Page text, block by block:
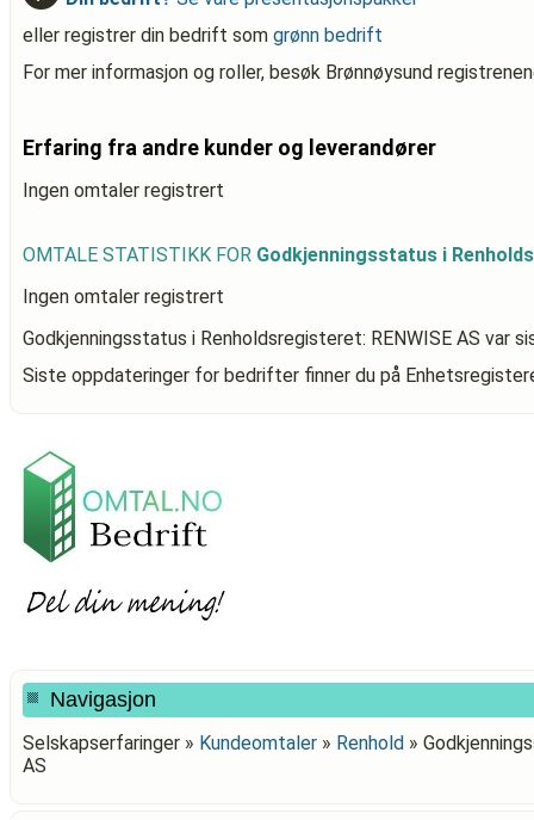
eller registrer din bedrift som grønn bedrift
For mer informasjon og roller, besøk Brønnøysund
Erfaring fra andre kunder og leverandører
Ingen omtaler registrert
OMTALE STATISTIKK FOR Godkjenningsstatus i
Ingen omtaler registrert
Godkjenningsstatus i Renholdsregisteret: RENWISE AS var
Siste oppdateringer for bedrifter finner du på
Navigasjon
Selskapserfaringer » Kundeomtaler » Renhold »
AS